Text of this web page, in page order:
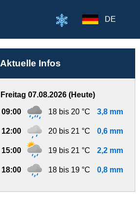
DE
Aktuelle Infos
Freitag 07.08.2026 (Heute)
09:00 18 bis 20 °C 3,8 mm
12:00 20 bis 21 °C 0,6 mm
15:00 19 bis 21 °C 2,2 mm
18:00 18 bis 19 °C 0,8 mm